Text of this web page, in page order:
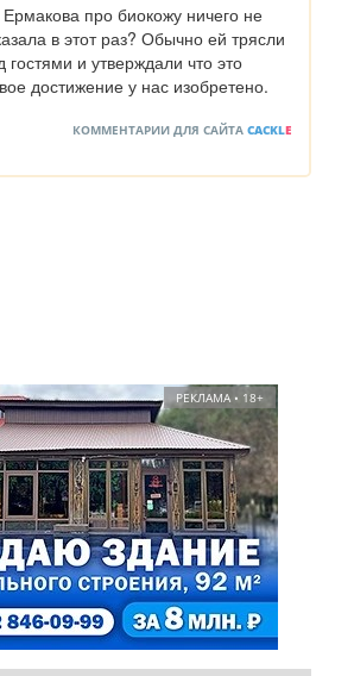
про биокожу ничего не
в этот раз? Обычно ей трясли
гостями и утверждали что это
достижение у нас изобретено.
КОММЕНТАРИИ ДЛЯ САЙТА CACKLE
РЕКЛАМА • 18+